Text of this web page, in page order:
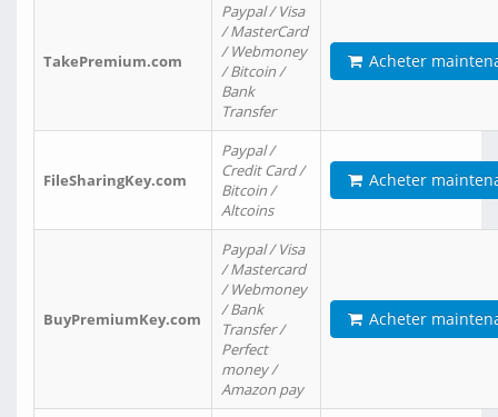
TakePremium.com
Paypal / Visa
/ MasterCard
/ Webmoney
/ Bitcoin /
Bank
Transfer
Acheter
FileSharingKey.com
Paypal /
Credit Card /
Bitcoin /
Altcoins
Acheter
BuyPremiumKey.com
Paypal / Visa
/ Mastercard
/ Webmoney
/ Bank
Transfer /
Perfect
money /
Amazon pay
Acheter